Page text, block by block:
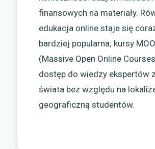
finansowych na materiały.
edukacja online staje się
bardziej popularna; kursy
(Massive Open Online
dostęp do wiedzy ekspertów
świata bez względu na
geograficzną studentów.